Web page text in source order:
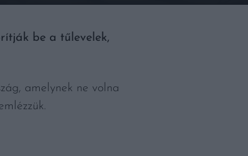
be a tűlevelek,
amelynek ne volna